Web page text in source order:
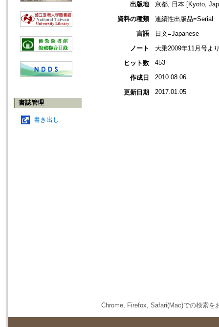
書誌管理
書き出し
出版地
京都, 日本 [Kyoto,
資料の種類
連續性出版品=Serial
言語
日文=Japanese
ノート
大乗2009年11月号よ
ヒット数
453
作成日 2010.08.06
更新日期 2017.01.05
Chrome, Firefox, Safari(Mac)での検索を